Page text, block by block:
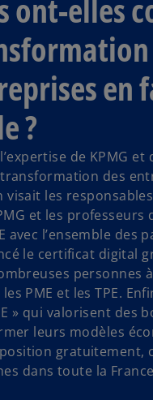
ont-elles
en
?
de KPMG et
des
les responsables
et les professeurs
l’ensemble des
le certificat digital
personnes
PME et les TPE.
» qui valorisent des
leurs modèles
gratuitement,
dans toute la